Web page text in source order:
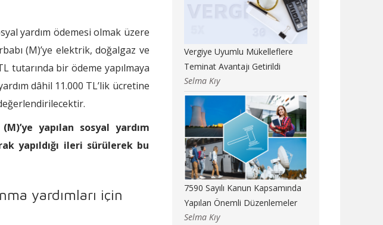
yardım ödemesi olmak üzere
(M)’ye elektrik, doğalgaz ve
tutarında bir ödeme yapılmaya
dâhil 11.000 TL’lik ücretine
yapılan sosyal yardım
yapıldığı ileri sürülerek bu
yardımları için
Vergiye Uyumlu Mükelleflere
Teminat Avantajı Getirildi
Selma Kıy
7590 Sayılı Kanun Kapsamında
Yapılan Önemli Düzenlemeler
Selma Kıy